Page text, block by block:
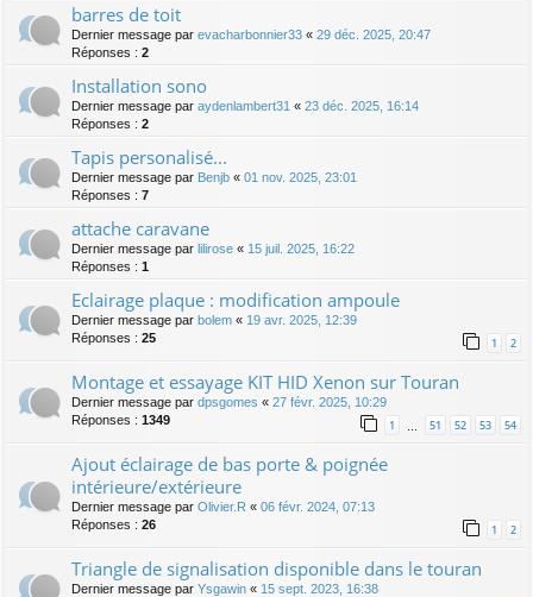
barres de toit
Dernier message par evacharbonnier33 « 29 déc. 2025, 20:47
Réponses : 2
Installation sono
Dernier message par aydenlambert31 « 23 déc. 2025, 16:14
Réponses : 2
Tapis personalisé...
Dernier message par Benjb « 01 nov. 2025, 23:01
Réponses : 7
attache caravane
Dernier message par lilirose « 15 juil. 2025, 16:22
Réponses : 1
Eclairage plaque : modification ampoule
Dernier message par bolem « 19 avr. 2025, 12:39
Réponses : 25 1 2
Montage et essayage KIT HID Xenon sur Touran
Dernier message par dpsgomes « 27 févr. 2025, 10:29
Réponses : 1349 1 51 52 53 54
Ajout éclairage de bas porte & poignée
intérieure/extérieure
Dernier message par Olivier.R « 06 févr. 2024, 07:13
Réponses : 26 1 2
Triangle de signalisation disponible dans le touran
Dernier message par Ysgawin « 15 sept. 2023, 16:38